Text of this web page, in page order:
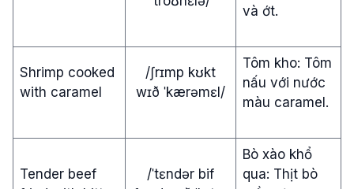
và ớt.
Shrimp cooked
with caramel
/ʃrɪmp kʊkt
wɪð ˈkærəmɛl/
Tôm kho: Tôm
nấu với nước
màu caramel.
Tender beef
/ˈtɛndər bif
Bò xào khổ
qua: Thịt bò